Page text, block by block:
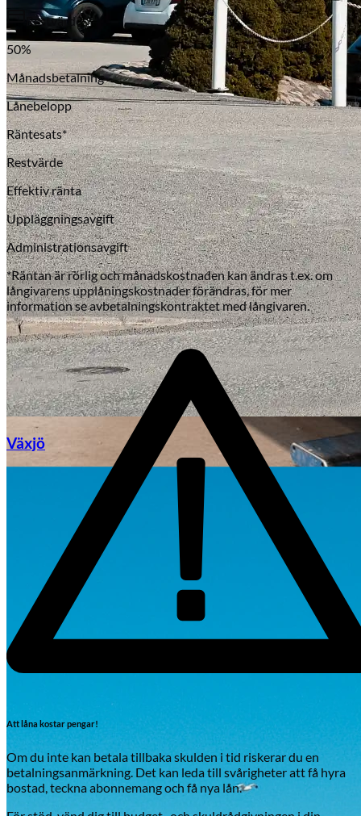
Mazda
Fordonstyp
Byte av vindruta
Växjö
Restvärde
50%
Månadsbetalning
Lånebelopp
Räntesats*
Restvärde
Effektiv ränta
Uppläggningsavgift
Administrationsavgift
*Räntan är rörlig och månadskostnaden kan ändras t.ex. om
långivarens upplåningskostnader förändras, för mer
information se avbetalningskontraktet med långivaren.
Att låna kostar pengar!
Om du inte kan betala tillbaka skulden i tid riskerar du en
betalningsanmärkning. Det kan leda till svårigheter att få hyra
bostad, teckna abonnemang och få nya lån.